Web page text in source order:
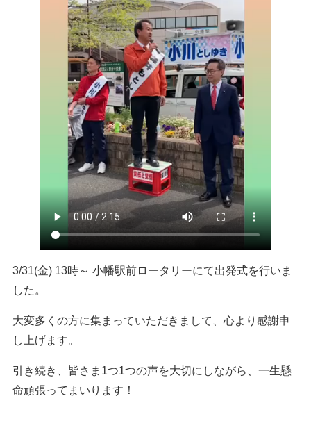
3/31(金) 13時～ 小幡駅前ロータリーにて出発式を行いま
した。
大変多くの方に集まっていただきまして、心より感謝申
し上げます。
引き続き、皆さま1つ1つの声を大切にしながら、一生懸
命頑張ってまいります！